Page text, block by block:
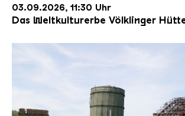
03.09.2026, 11:30 Uhr
Das Weltkulturerbe Völklinger